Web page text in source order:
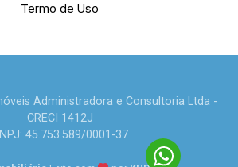
Termo de Uso
Administradora e Consultoria Ltda -
CRECI 1412J
45.753.589/0001-37